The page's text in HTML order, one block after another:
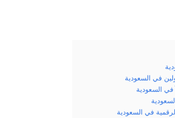
في السعودية
في السعودية
في السعودية